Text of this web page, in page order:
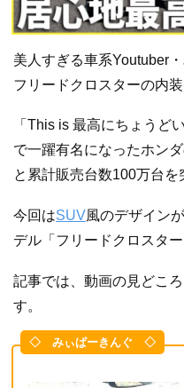
美人すぎる車系Youtuber
フリードクロスターの内
「This is 最高にちょうど
で一躍有名になったホン
と累計販売台数100万台を
今回はSUV風のデザイン
デル「フリードクロスタ
記事では、動画の見どこ
す。
◇ みぃぱーきんぐ ◇